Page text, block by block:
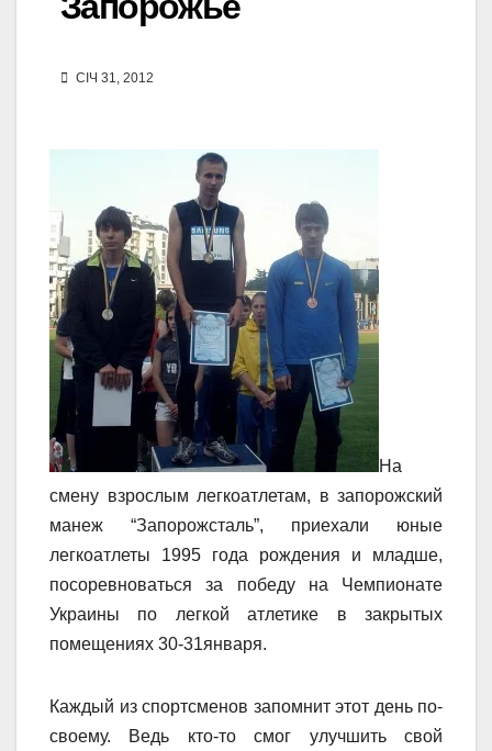
СІЧ 31, 2012
На
смену взрослым легкоатлетам, в запорожский
манеж “Запорожсталь”, приехали юные
легкоатлеты 1995 года рождения и младше,
посоревноваться за победу на Чемпионате
Украины по легкой атлетике в закрытых
помещениях 30-31января.
Каждый из спортсменов запомнит этот день по-
своему. Ведь кто-то смог улучшить свой